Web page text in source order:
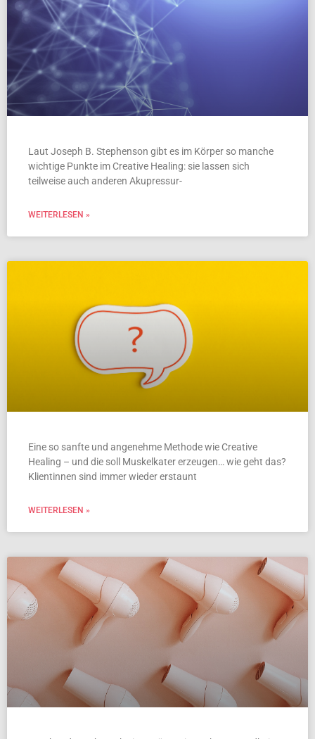
Laut Joseph B. Stephenson gibt es im Körper so manche
wichtige Punkte im Creative Healing: sie lassen sich
teilweise auch anderen Akupressur-
WEITERLESEN »
Eine so sanfte und angenehme Methode wie Creative
Healing – und die soll Muskelkater erzeugen… wie geht das?
Klientinnen sind immer wieder erstaunt
WEITERLESEN »